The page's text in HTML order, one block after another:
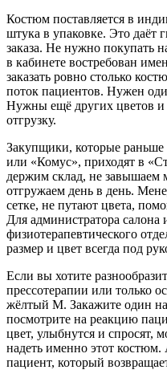
Костюм поставляется в
штука в упаковке. Это даёт
заказа. Не нужно покупать
в кабинете востребован
заказать ровно столько
поток пациентов. Нужен
Нужны ещё других цветов
отгрузку.
Закупщики, которые
или «Комус», приходят в
держим склад, не завышаем
отгружаем день в день.
сетке, не путают цвета,
Для администратора
физиотерапевтического
размер и цвет всегда под
Если вы хотите
прессотерапии или только
жёлтый M. Закажите один
посмотрите на реакцию
цвет, улыбнутся и спросят,
надеть именно этот
пациент, который